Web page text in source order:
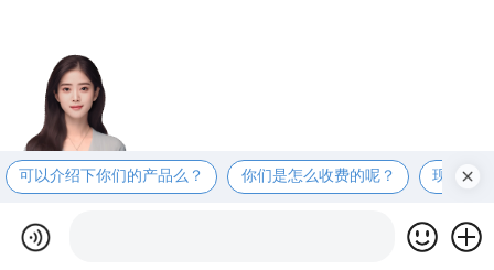
可以介绍下你们的产品么？ 你们是怎么收费的呢？ 现在有